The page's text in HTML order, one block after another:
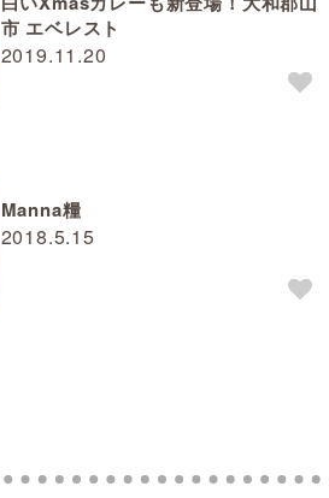
2019.11.20
市 エベレスト
2018.5.15
Manna糧